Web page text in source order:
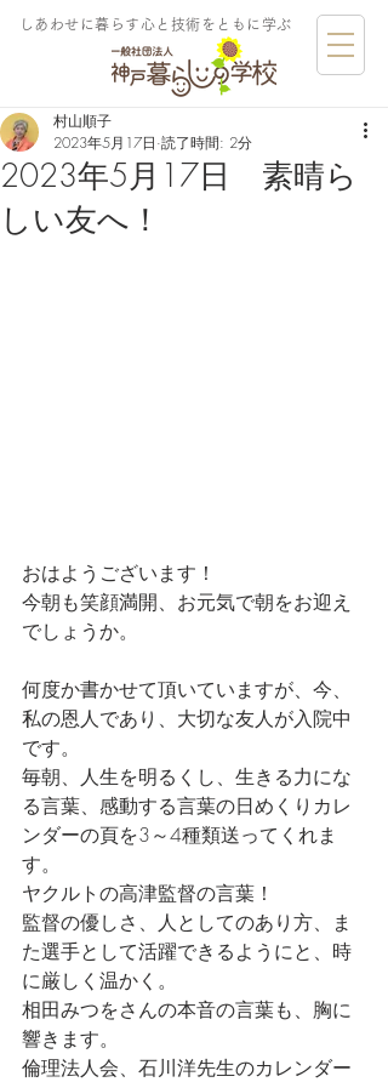
しあわせに暮らす​心と技術をともに学ぶ
2023年5月17日 素晴ら
しい友へ！
村山順子
2023年5月17日 読了時間: 2分
おはようございます！
今朝も笑顔満開、お元気で朝をお迎え
でしょうか。
何度か書かせて頂いていますが、今、
私の恩人であり、大切な友人が入院中
です。
毎朝、人生を明るくし、生きる力にな
る言葉、感動する言葉の日めくりカレ
ンダーの頁を3～4種類送ってくれま
す。
ヤクルトの高津監督の言葉！
監督の優しさ、人としてのあり方、ま
た選手として活躍できるようにと、時
に厳しく温かく。
相田みつをさんの本音の言葉も、胸に
響きます。
倫理法人会、石川洋先生のカレンダー